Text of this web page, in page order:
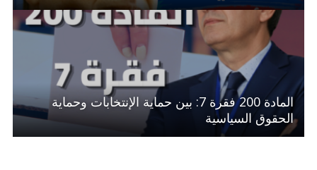
المادة 200 فقرة 7: بين حماية الإنتخابات وحماية
الحقوق السياسية